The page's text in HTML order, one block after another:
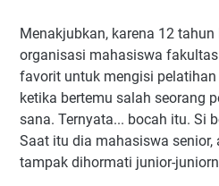
Menakjubkan, karena 12
organisasi mahasiswa
favorit untuk mengisi
ketika bertemu salah seorang
sana. Ternyata... bocah itu. Si
Saat itu dia mahasiswa senior,
tampak dihormati junior-